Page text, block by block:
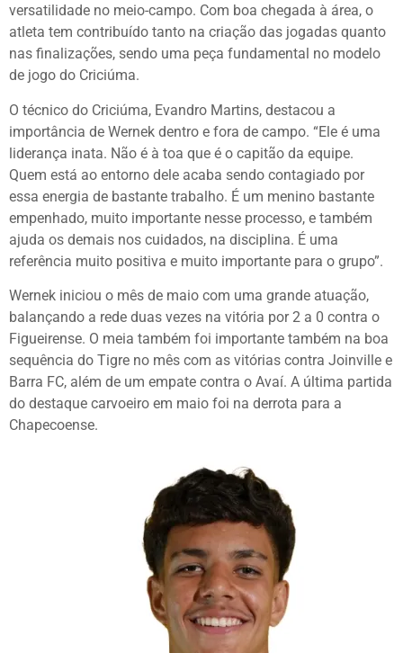
versatilidade no meio-campo. Com boa chegada à área, o
atleta tem contribuído tanto na criação das jogadas quanto
nas finalizações, sendo uma peça fundamental no modelo
de jogo do Criciúma.
O técnico do Criciúma, Evandro Martins, destacou a
importância de Wernek dentro e fora de campo. “Ele é uma
liderança inata. Não é à toa que é o capitão da equipe.
Quem está ao entorno dele acaba sendo contagiado por
essa energia de bastante trabalho. É um menino bastante
empenhado, muito importante nesse processo, e também
ajuda os demais nos cuidados, na disciplina. É uma
referência muito positiva e muito importante para o grupo”.
Wernek iniciou o mês de maio com uma grande atuação,
balançando a rede duas vezes na vitória por 2 a 0 contra o
Figueirense. O meia também foi importante também na boa
sequência do Tigre no mês com as vitórias contra Joinville e
Barra FC, além de um empate contra o Avaí. A última partida
do destaque carvoeiro em maio foi na derrota para a
Chapecoense.